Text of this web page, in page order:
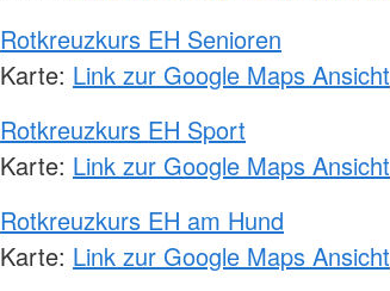
Rotkreuzkurs EH Senioren
Karte: Link zur Google Maps Ansicht
Rotkreuzkurs EH Sport
Karte: Link zur Google Maps Ansicht
Rotkreuzkurs EH am Hund
Karte: Link zur Google Maps Ansicht